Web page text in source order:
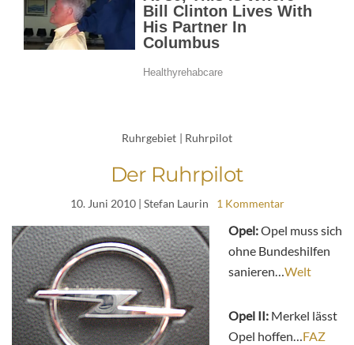
Ruhrgebiet | Ruhrpilot
Der Ruhrpilot
10. Juni 2010| Stefan Laurin 1 Kommentar
Opel:Opel muss sich
ohne Bundeshilfen
sanieren…Welt
Opel II: Merkel lässt
Opel hoffen…FAZ